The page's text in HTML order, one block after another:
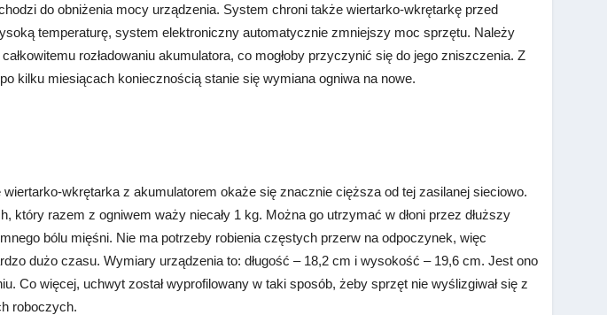
do obniżenia mocy urządzenia. System chroni także wiertarko-wkrętarkę przed
temperaturę, system elektroniczny automatycznie zmniejszy moc sprzętu. Należy
rozładowaniu akumulatora, co mogłoby przyczynić się do jego zniszczenia. Z
kilku miesiącach koniecznością stanie się wymiana ogniwa na nowe.
wkrętarka z akumulatorem okaże się znacznie cięższa od tej zasilanej sieciowo.
który razem z ogniwem waży niecały 1 kg. Można go utrzymać w dłoni przez dłuższy
bólu mięśni. Nie ma potrzeby robienia częstych przerw na odpoczynek, więc
dużo czasu. Wymiary urządzenia to: długość – 18,2 cm i wysokość – 19,6 cm. Jest ono
Co więcej, uchwyt został wyprofilowany w taki sposób, żeby sprzęt nie wyślizgiwał się z
roboczych.